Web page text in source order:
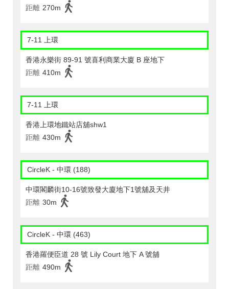
距離 270m
7-11 上環
香港永樂街 89-91 號喜利商業大廈 B 座地下
距離 410m
7-11 上環
香港上環地鐵站店舖shw1
距離 430m
CircleK - 中環 (188)
中環閣麟街10-16號致發大廈地下1號舖及天井
距離 30m
CircleK - 中環 (463)
香港羅便臣道 28 號 Lily Court 地下 A 號舖
距離 490m